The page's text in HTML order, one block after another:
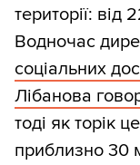
території:
Водночас
соціальних
Лібанова
тоді як торік
приблизно 30